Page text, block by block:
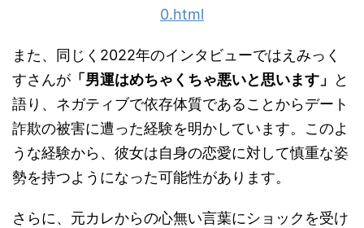
0.html
また、同じく2022年のインタビューではえみっく
すさんが 「男運はめちゃくちゃ悪いと思います」
と
語り、ネガティブで依存体質であることからデート
詐欺の被害に遭った経験を明かしています。このよ
うな経験から、彼女は自身の恋愛に対して慎重な姿
勢を持つようになった可能性があります。
さらに、元カレからの心無い言葉にショックを受け